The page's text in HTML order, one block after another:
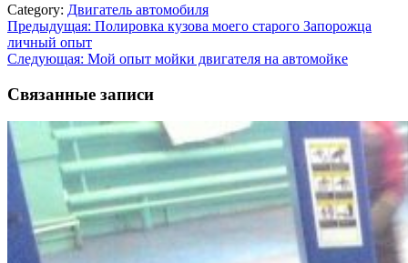
Category: Двигатель автомобиля
Навигация
по
Предыдущая: Полировка кузова моего старого Запорожца
личный опыт
Следующая: Мой опыт мойки двигателя на автомойке
Связанные записи